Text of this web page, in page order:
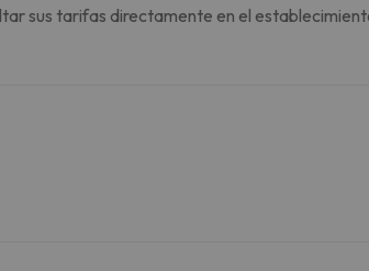
sus tarifas directamente en el